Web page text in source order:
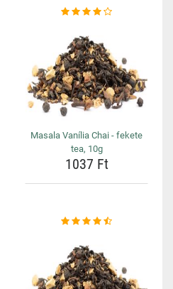
Masala Vanília Chai - fekete
tea, 10g
1037 Ft